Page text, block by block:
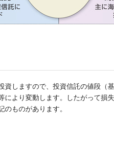
しますので、投資信託の値段（
より変動します。したがって損
ものがあります。